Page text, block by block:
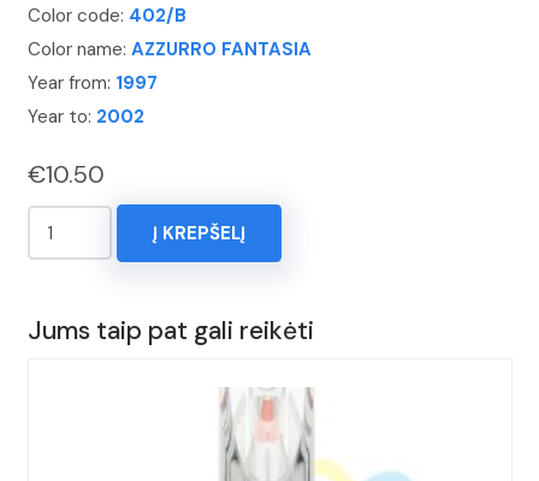
Color code: 402/B
Color name: AZZURRO FANTASIA
Year from: 1997
Year to: 2002
€10.50
produkto
kiekis:
15ml.
Į KREPŠELĮ
Jums taip pat gali reikėti